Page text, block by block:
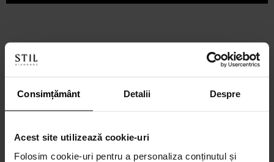
Consimțământ Detalii Despre
Acest site utilizează cookie-uri
Folosim cookie-uri pentru a personaliza conținutul și